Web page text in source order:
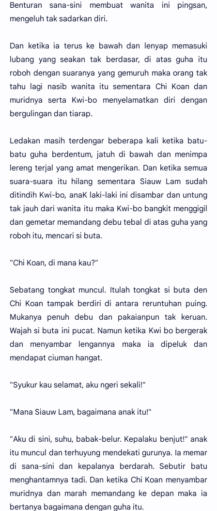
Benturan sana-sini membuat wanita ini pingsan,
mengeluh tak sadarkan diri.
Dan ketika ia terus ke bawah dan lenyap memasuki
lubang yang seakan tak berdasar, di atas guha itu
roboh dengan suaranya yang gemuruh maka orang tak
tahu lagi nasib wanita itu sementara Chi Koan dan
muridnya serta Kwi-bo menyelamatkan diri dengan
bergulingan dan tiarap.
Ledakan masih terdengar beberapa kali ketika batu-
batu guha berdentum, jatuh di bawah dan menimpa
lereng terjal yang amat mengerikan. Dan ketika semua
suara-suara itu hilang sementara Siauw Lam sudah
ditindih Kwi-bo, anaK laki-laki ini disambar dan untung
tak jauh dari wanita itu maka Kwi-bo bangkit menggigil
dan gemetar memandang debu tebal di atas guha yang
roboh itu, mencari si buta.
"Chi Koan, di mana kau?"
Sebatang tongkat muncul. Itulah tongkat si buta den
Chi Koan tampak berdiri di antara reruntuhan puing.
Mukanya penuh debu dan pakaianpun tak keruan.
Wajah si buta ini pucat. Namun ketika Kwi bo bergerak
dan menyambar lengannya maka ia dipeluk dan
mendapat ciuman hangat.
"Syukur kau selamat, aku ngeri sekali!"
"Mana Siauw Lam, bagaimana anak itu!"
"Aku di sini, suhu, babak-belur. Kepalaku benjut!" anak
itu muncul dan terhuyung mendekati gurunya. Ia memar
di sana-sini dan kepalanya berdarah. Sebutir batu
menghantamnya tadi. Dan ketika Chi Koan menyambar
muridnya dan marah memandang ke depan maka ia
bertanya bagaimana dengan guha itu.